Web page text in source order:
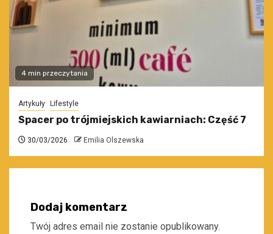
4 min przeczytania
Artykuły Lifestyle
Spacer po trójmiejskich kawiarniach: Część 7
30/03/2026 Emilia Olszewska
Dodaj komentarz
Twój adres email nie zostanie opublikowany.